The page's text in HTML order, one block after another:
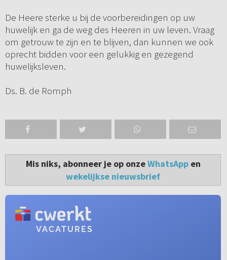
De Heere sterke u bij de voorbereidingen op uw
huwelijk en ga de weg des Heeren in uw leven. Vraag
om getrouw te zijn en te blijven, dan kunnen we ook
oprecht bidden voor een gelukkig en gezegend
huwelijksleven.
Ds. B. de Romph
Mis niks, abonneer je op onzeWhatsAppen
wekelijkse nieuwsbrief